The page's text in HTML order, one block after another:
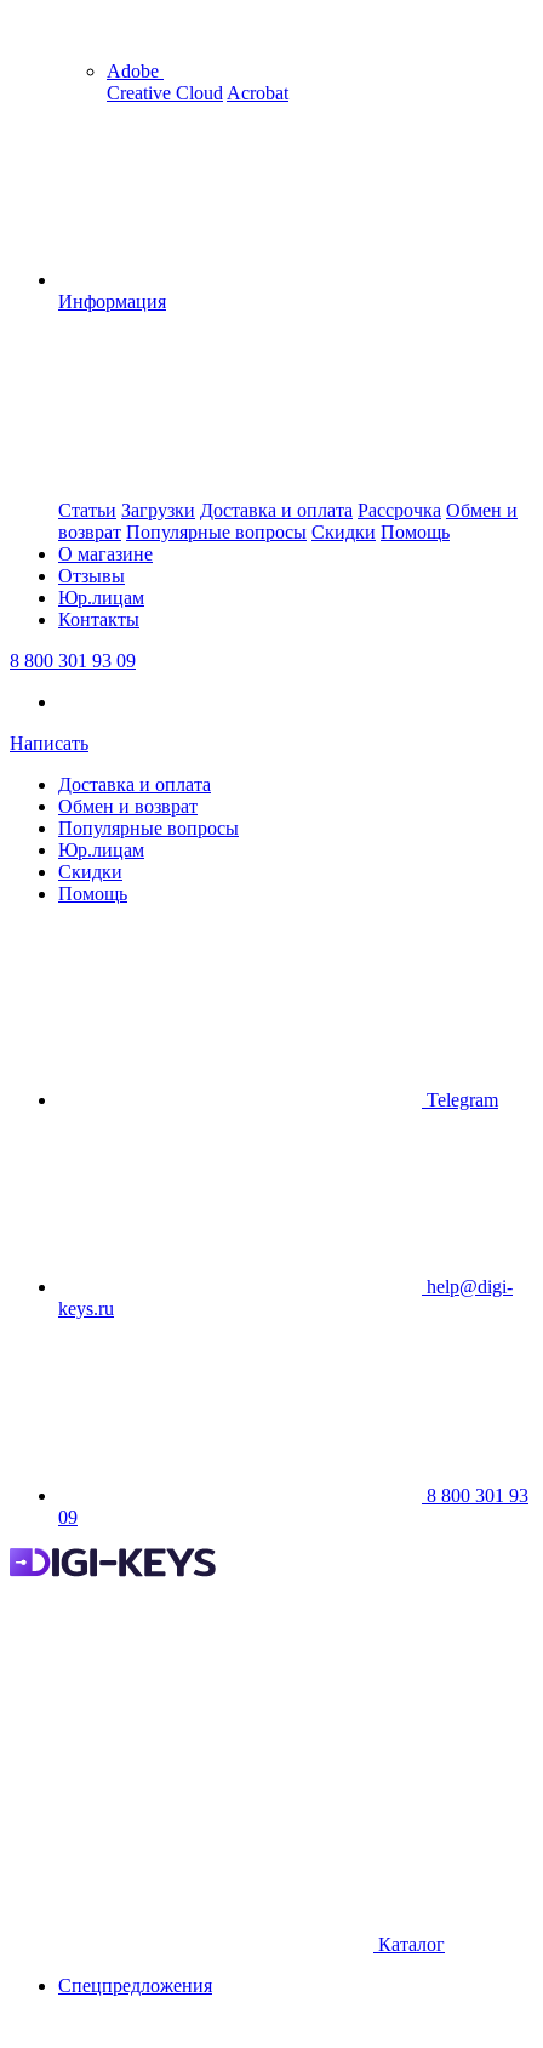
Adobe
Creative Cloud Acrobat
Информация
Статьи Загрузки Доставка и оплата Рассрочка Обмен и
возврат Популярные вопросы Скидки Помощь
О магазине
Отзывы
Юр.лицам
Контакты
8 800 301 93 09
Написать
Доставка и оплата
Обмен и возврат
Популярные вопросы
Юр.лицам
Скидки
Помощь
Telegram
help@digi-
keys.ru
8 800 301 93
09
Каталог
Спецпредложения